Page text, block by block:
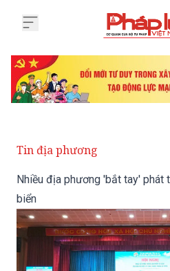
Tin địa phương
Nhiều địa phương 'bắt tay' phát
biển